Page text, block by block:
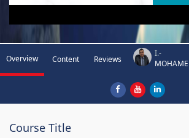
Overview Content Reviews
I.-
Course Title